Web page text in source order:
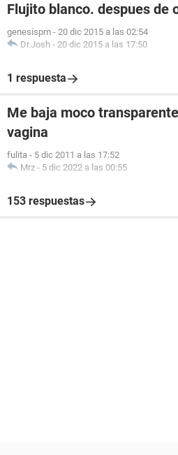
Flujito blanco. despues de
genesispm - 20 dic 2015 a las 02:54
Dr.Josh - 20 dic 2015 a las 17:50
1 respuesta
Me baja moco
vagina
fulita - 5 dic 2011 a las 17:52
Mrz - 5 dic 2022 a las 00:55
153 respuestas